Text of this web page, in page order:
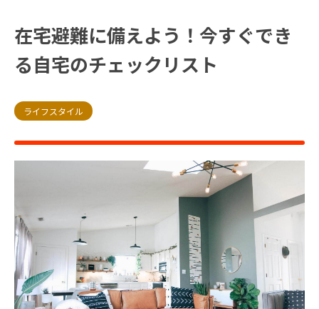
在宅避難に備えよう！今すぐでき
る自宅のチェックリスト
ライフスタイル